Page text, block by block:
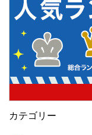
カテゴリー